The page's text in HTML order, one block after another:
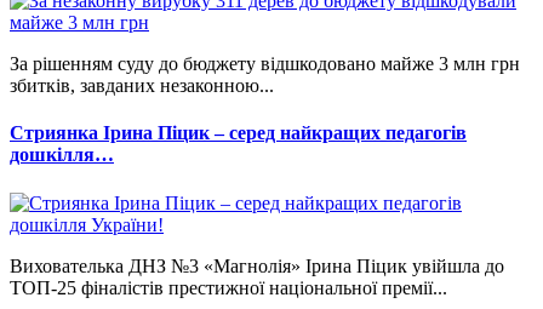
За рішенням суду до бюджету відшкодовано майже 3 млн грн
збитків, завданих незаконною...
Стриянка Ірина Піцик – серед найкращих педагогів
дошкілля…
Вихователька ДНЗ №3 «Магнолія» Ірина Піцик увійшла до
ТОП-25 фіналістів престижної національної премії...